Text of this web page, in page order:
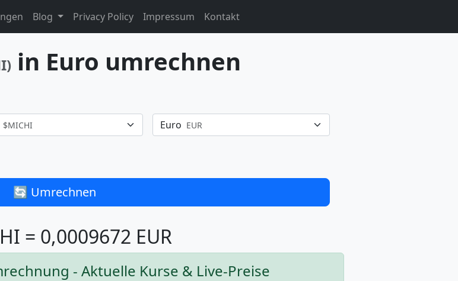
Blog Privacy Policy Impressum Kontakt
in Euro umrechnen
$MICHI Euro EUR
🔄 Umrechnen
= 0,0009672 EUR
- Aktuelle Kurse & Live-Preise